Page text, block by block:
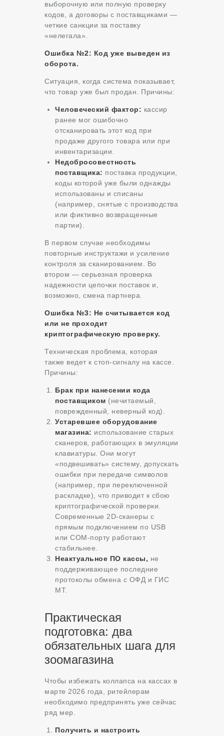
выборочную или полную проверку
кодов, а договоры с поставщиками —
четкие санкции за поставку
«нелегала».
Ошибка №2: Код уже выведен из
оборота.
Ситуация, когда система показывает,
что товар уже был продан. Причины:
Человеческий фактор: кассир
ранее мог ошибочно
отсканировать этот код при
продаже другого товара или при
инвентаризации.
Недобросовестность
поставщика: поставка продукции,
коды которой уже были однажды
использованы и списаны
(например, снятые с производства
или фиктивно возвращенные
партии).
В первом случае необходимы
повторные инструктажи и усиление
контроля за сканированием. Во
втором — серьезная проверка
надежности цепочки поставок и,
возможно, смена партнера.
Ошибка №3: Не считывается код
или не проходит
криптографическую проверку.
Техническая проблема, которая
также ведет к стоп-сигналу на кассе.
Причины:
Брак при нанесении кода
поставщиком (нечитаемый,
поврежденный, неверный код).
Устаревшее оборудование
магазина: использование старых
сканеров, работающих в эмуляции
клавиатуры. Они могут
«подвешивать» систему, допускать
ошибки при передаче символов
(например, при переключенной
раскладке), что приводит к сбою
криптографической проверки.
Современные 2D-сканеры с
прямым подключением по USB
или COM-порту работают
стабильнее.
Неактуальное ПО кассы, не
поддерживающее последние
протоколы обмена с ОФД и ГИС
МТ.
Практическая
подготовка: два
обязательных шага для
зоомагазина
Чтобы избежать коллапса на кассах в
марте 2026 года, ритейлерам
необходимо предпринять уже сейчас
ряд мер.
Получить и настроить